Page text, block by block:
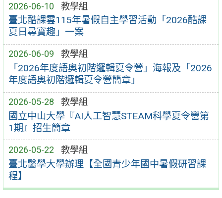
2026-06-10 教學組
臺北酷課雲115年暑假自主學習活動「2026酷課
夏日尋寶趣」一案
2026-06-09 教學組
「2026年度語奧初階邏輯夏令營」海報及「2026
年度語奧初階邏輯夏令營簡章」
2026-05-28 教學組
國立中山大學『AI人工智慧STEAM科學夏令營第
1期』招生簡章
2026-05-22 教學組
臺北醫學大學辦理【全國青少年國中暑假研習課
程】